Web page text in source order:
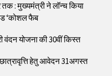
: मुख्यमंत्री ने लॉन्च किया
‘कोशल फैब
वंदन योजना की 30वीं किस्त
हेतु आवेदन 31अगस्त